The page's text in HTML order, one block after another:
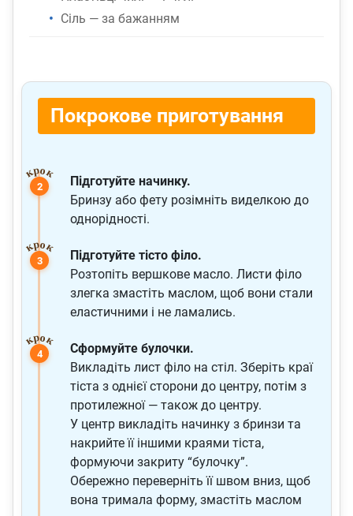
Сіль — за бажанням
Покрокове приготування
Підготуйте начинку.
Бринзу або фету розімніть виделкою до
однорідності.
Підготуйте тісто філо.
Розтопіть вершкове масло. Листи філо
злегка змастіть маслом, щоб вони стали
еластичними і не ламались.
Сформуйте булочки.
Викладіть лист філо на стіл. Зберіть краї
тіста з однієї сторони до центру, потім з
протилежної — також до центру.
У центр викладіть начинку з бринзи та
накрийте її іншими краями тіста,
формуючи закриту “булочку”.
Обережно переверніть її швом вниз, щоб
вона тримала форму, змастіть маслом